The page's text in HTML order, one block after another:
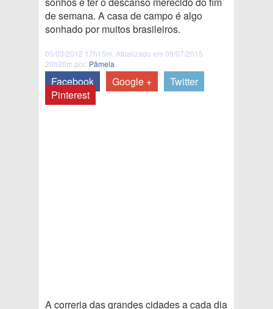
de semana. A casa de campo é algo
sonhado por muitos brasileiros.
05/03/2012 17h15m. Atualizado em 09/07/2015
20h20m por: Pâmela
Facebook Google +
Twitter
Pinterest
A correria das grandes cidades a cada dia